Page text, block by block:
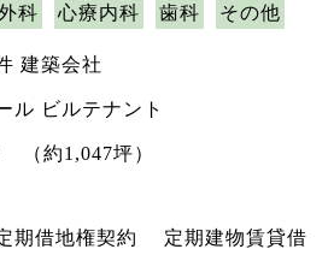
科
心療内科 歯科 その他
建築会社
ル ビルテナント
（約1,047坪）
期借地権契約 定期建物賃貸借